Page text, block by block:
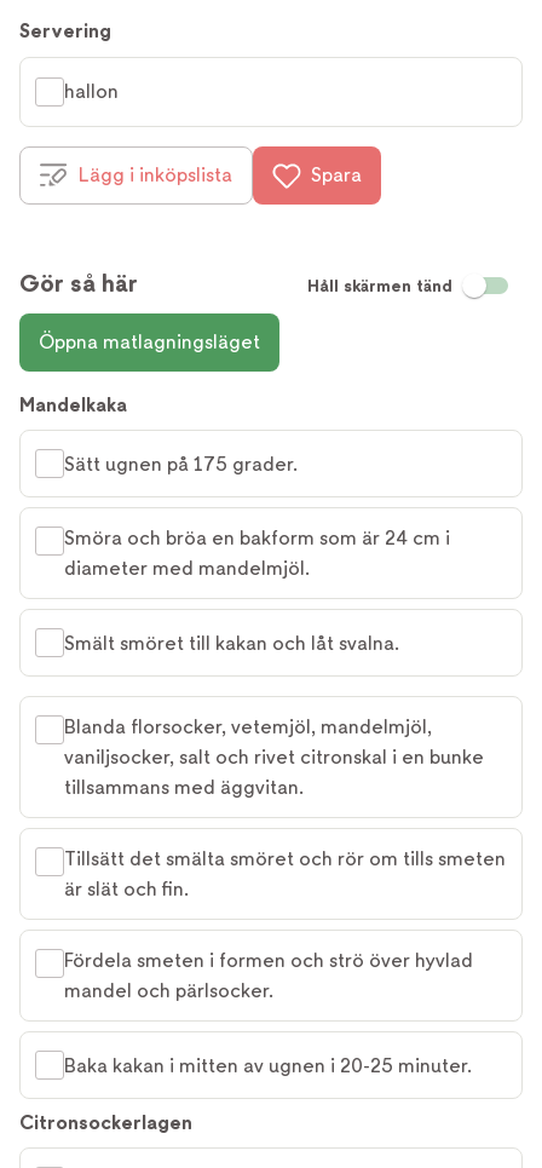
Servering
hallon
Lägg i inköpslista Spara
Gör så här Håll skärmen tänd
Öppna matlagningsläget
Mandelkaka
Sätt ugnen på 175 grader.
Smöra och bröa en bakform som är 24 cm i
diameter med mandelmjöl.
Smält smöret till kakan och låt svalna.
Blanda florsocker, vetemjöl, mandelmjöl,
vaniljsocker, salt och rivet citronskal i en bunke
tillsammans med äggvitan.
Tillsätt det smälta smöret och rör om tills smeten
är slät och fin.
Fördela smeten i formen och strö över hyvlad
mandel och pärlsocker.
Baka kakan i mitten av ugnen i 20-25 minuter.
Citronsockerlagen